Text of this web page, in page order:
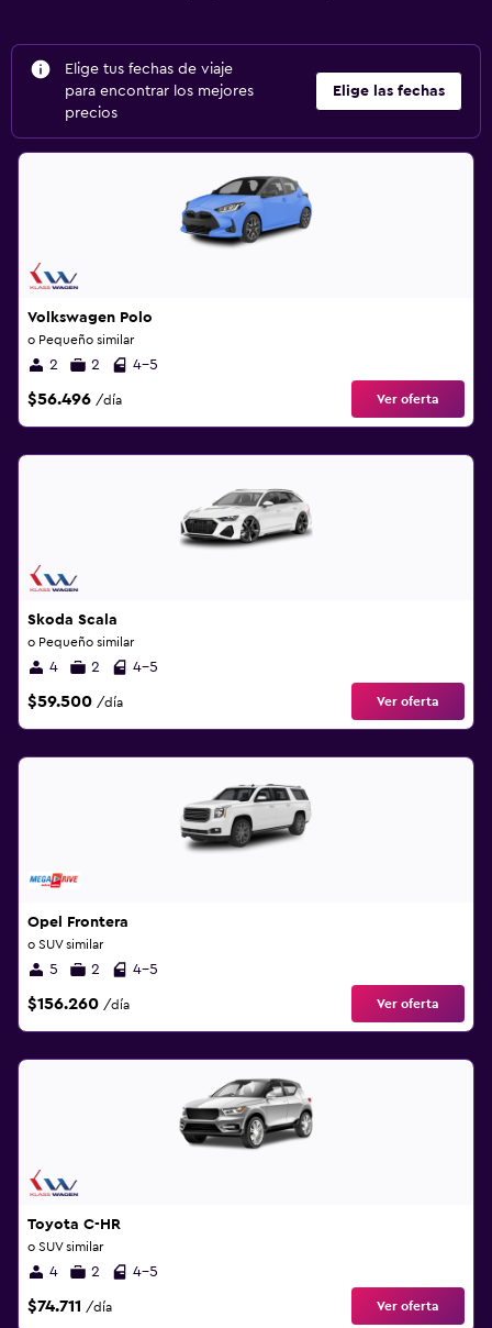
Elige tus fechas de viaje
para encontrar los mejores
precios
Elige las fechas
Volkswagen Polo
o Pequeño similar
2 2 4-5
$56.496 /día Ver oferta
Skoda Scala
o Pequeño similar
4 2 4-5
$59.500 /día Ver oferta
Opel Frontera
o SUV similar
5 2 4-5
$156.260 /día Ver oferta
Toyota C-HR
o SUV similar
4 2 4-5
$74.711 /día Ver oferta